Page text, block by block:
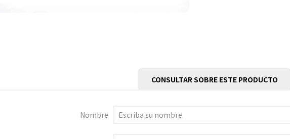
CONSULTAR SOBRE ESTE PRODUCTO
Nombre